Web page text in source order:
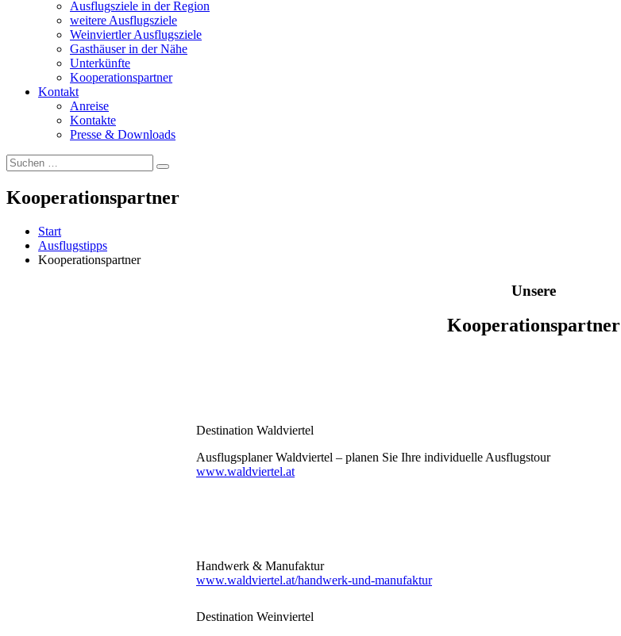
Ausflugsziele in der Region
weitere Ausflugsziele
Weinviertler Ausflugsziele
Gasthäuser in der Nähe
Unterkünfte
Kooperationspartner
Kontakt
Anreise
Kontakte
Presse & Downloads
Suchen
nach:
Suchen
Kooperationspartner
Start
Ausflugstipps
Kooperationspartner
Unsere
Kooperationspartner
Destination Waldviertel
Ausflugsplaner Waldviertel – planen Sie Ihre individuelle Ausflugstour
www.waldviertel.at
Handwerk & Manufaktur
www.waldviertel.at/handwerk-und-manufaktur
Destination Weinviertel